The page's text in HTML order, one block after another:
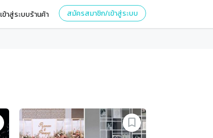
เข้าสู่ระบบร้านค้า สมัครสมาชิก/เข้าสู่ระบบ